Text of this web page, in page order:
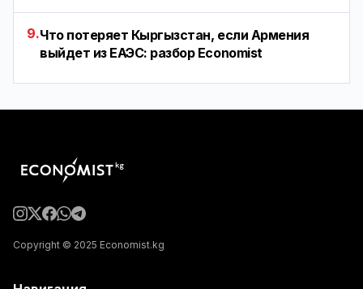
9.Что потеряет Кыргызстан, если Армения
выйдет из ЕАЭС: разбор Economist
Copyright © 2025 Economist.kg